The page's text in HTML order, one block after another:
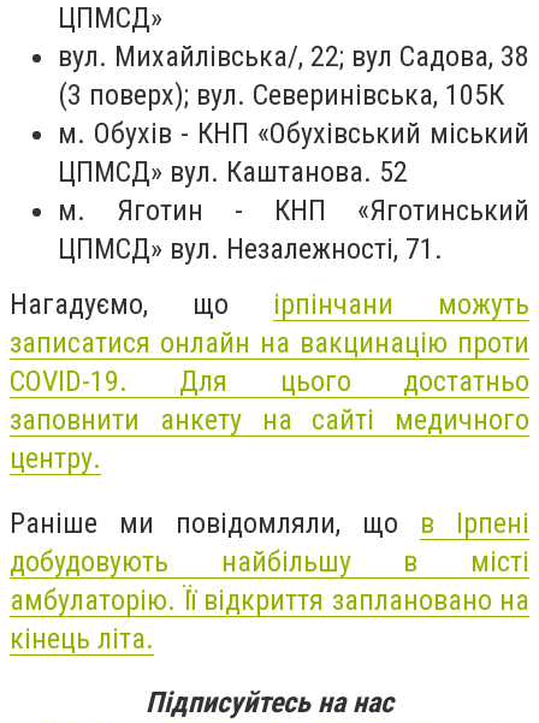
ЦПМСД»
вул. Михайлівська/, 22; вул Садова, 38
(3 поверх); вул. Северинівська, 105К
м. Обухів - КНП «Обухівський міський
ЦПМСД» вул. Каштанова. 52
м. Яготин - КНП «Яготинський
ЦПМСД» вул. Незалежності, 71.
Нагадуємо, що ірпінчани можуть
записатися онлайн на вакцинацію проти
COVID-19. Для цього достатньо
заповнити анкету на сайті медичного
центру.
Раніше ми повідомляли, що в Ірпені
добудовують найбільшу в місті
амбулаторію. Її відкриття заплановано на
кінець літа.
Підписуйтесь на нас